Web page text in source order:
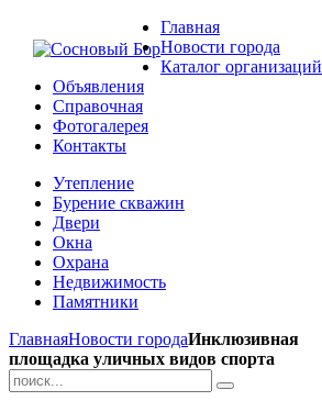
Главная
Новости города
Каталог организаций
Объявления
Справочная
Фотогалерея
Контакты
Утепление
Бурение скважин
Двери
Окна
Охрана
Недвижимость
Памятники
ГлавнаяНовости городаИнклюзивная
площадка уличных видов спорта